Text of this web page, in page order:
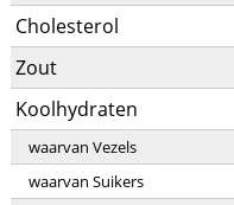
Cholesterol
Zout
Koolhydraten
waarvan Vezels
waarvan Suikers